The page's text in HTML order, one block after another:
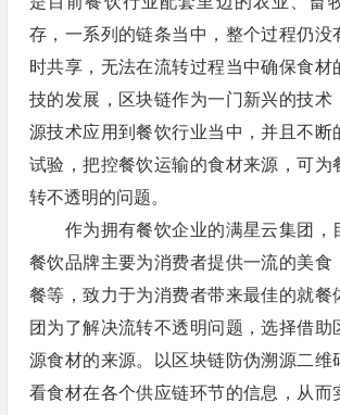
存，一系列的链条当中，整个过程仍没
时共享，无法在流转过程当中确保食材
技的发展，区块链作为一门新兴的技术
源技术应用到餐饮行业当中，并且不断
试验，把控餐饮运输的食材来源，可为
转不透明的问题。
作为拥有餐饮企业的满星云集团，
餐饮品牌主要为消费者提供一流的美食
餐等，致力于为消费者带来最佳的就餐
团为了解决流转不透明问题，选择借助
源食材的来源。以区块链防伪溯源二维
看食材在各个供应链环节的信息，从而